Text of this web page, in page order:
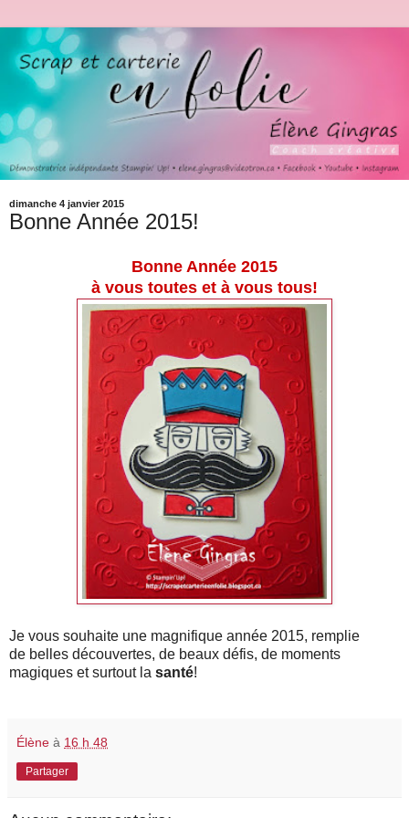
dimanche 4 janvier 2015
Bonne Année 2015!
Bonne Année 2015
à vous toutes et à vous tous!
Je vous souhaite une magnifique année 2015, remplie
de belles découvertes, de beaux défis, de moments
magiques et surtout la santé!
Élène à 16 h 48
Partager